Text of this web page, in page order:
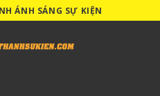
ÁNH SÁNG SỰ KIỆN